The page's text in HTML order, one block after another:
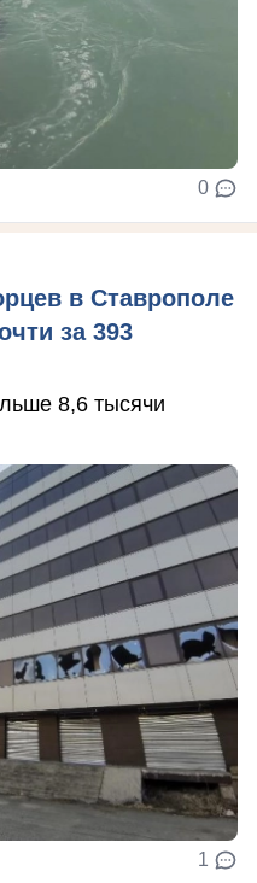
0
в Ставрополе
за 393
8,6 тысячи
1